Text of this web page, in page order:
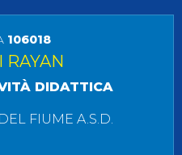
106018
RAYAN
DIDATTICA
FIUME A.S.D.